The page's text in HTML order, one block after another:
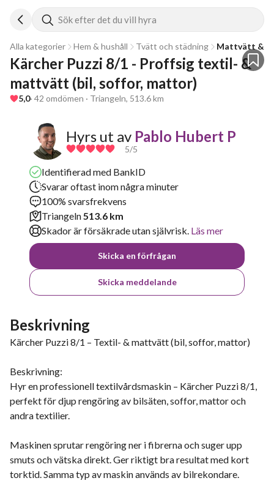
Sök efter det du vill hyra
Alla kategorier Hem & hushåll Tvätt och städning Mattvätt &
Kärcher Puzzi 8/1 - Proffsig textil- &
mattvätt (bil, soffor, mattor)
5,0· 42 omdömen · Triangeln, 513.6 km
Hyrs ut av Pablo Hubert P
5/5
Identifierad med BankID
Svarar oftast inom några minuter
100% svarsfrekvens
Triangeln513.6 km
Skador är försäkrade utan självrisk. Läs mer
Skicka en förfrågan
Skicka meddelande
Beskrivning
Kärcher Puzzi 8/1 – Textil- & mattvätt (bil, soffor, mattor)
Beskrivning:
Hyr en professionell textilvårdsmaskin – Kärcher Puzzi 8/1,
perfekt för djup rengöring av bilsäten, soffor, mattor och
andra textilier.
Maskinen sprutar rengöring ner i fibrerna och suger upp
smuts och vätska direkt. Ger riktigt bra resultat med kort
torktid. Samma typ av maskin används av bilrekondare.